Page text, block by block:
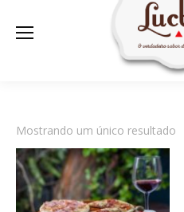
Mostrando um único resultado